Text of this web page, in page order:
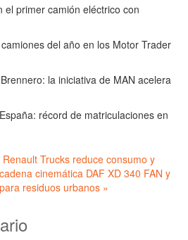
el primer camión eléctrico con
del año en los Motor Trader
la iniciativa de MAN acelera
récord de matriculaciones en
Renault Trucks reduce consumo y
cinemática DAF XD 340 FAN y
residuos urbanos »